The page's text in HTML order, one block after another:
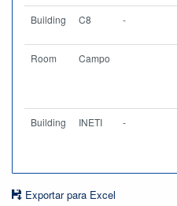
Building C8 -
Room Campo
Building INETI -
Exportar para Excel